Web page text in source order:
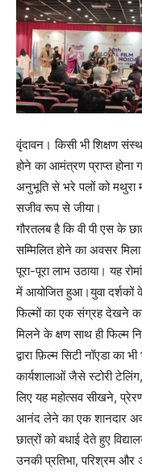
वृंदावन। किसी भी शिक्षण
होने का आमंत्रण प्राप्त होना
अनुभूति से भरे पलों को मथुरा
सजीव रूप से जीया।
गौरतलब है कि वी पी एस के
सम्मिलित होने का अवसर
पूरा-पूरा लाभ उठाया। यह
में आयोजित हुआ।युवा दर्शकों
फिल्मों का एक संग्रह देखने
मिलने के क्षण साथ ही फिल्म
द्वारा फ़िल्म सिटी नॉएडा
कार्यशालाओं जैसे स्टोरी टेलिंग,
लिए यह महोत्सव सीखने,
आनंद लेने का एक शानदार
छात्रों को बधाई देते हुए
उनकी प्रतिभा, परिश्रम और